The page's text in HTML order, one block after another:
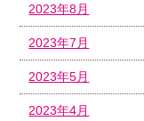
2023年8月
2023年7月
2023年5月
2023年4月